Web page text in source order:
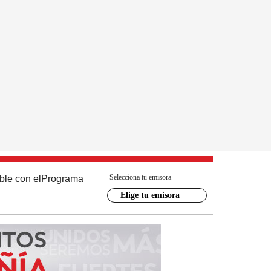
con el Programa Selecciona tu emisora
Elige tu emisora